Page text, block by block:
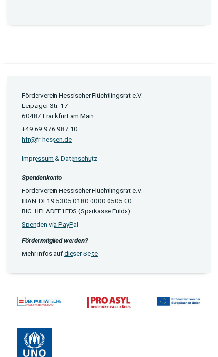
Förderverein Hessischer Flüchtlingsrat e.V.
Leipziger Str. 17
60487 Frankfurt am Main
+49 69 976 987 10
hfr@fr-hessen.de
Impressum & Datenschutz
Spendenkonto
Förderverein Hessischer Flüchtlingsrat e.V.
IBAN: DE19 5305 0180 0000 0505 00
BIC: HELADEF1FDS (Sparkasse Fulda)
Spenden via PayPal
Fördermitglied werden?
Mehr Infos aufdieser Seite